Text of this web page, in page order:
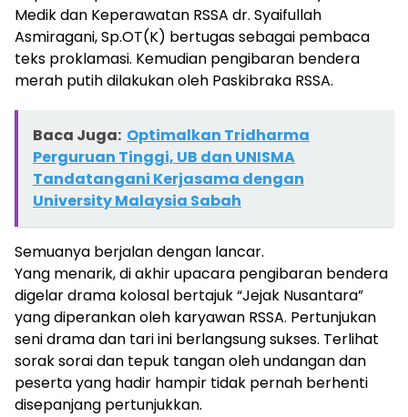
Medik dan Keperawatan RSSA dr. Syaifullah
Asmiragani, Sp.OT(K) bertugas sebagai pembaca
teks proklamasi. Kemudian pengibaran bendera
merah putih dilakukan oleh Paskibraka RSSA.
Baca Juga: Optimalkan Tridharma
Perguruan Tinggi, UB dan UNISMA
Tandatangani Kerjasama dengan
University Malaysia Sabah
Semuanya berjalan dengan lancar.
Yang menarik, di akhir upacara pengibaran bendera
digelar drama kolosal bertajuk “Jejak Nusantara”
yang diperankan oleh karyawan RSSA. Pertunjukan
seni drama dan tari ini berlangsung sukses. Terlihat
sorak sorai dan tepuk tangan oleh undangan dan
peserta yang hadir hampir tidak pernah berhenti
disepanjang pertunjukkan.